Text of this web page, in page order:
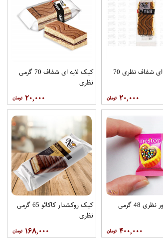
کیک لایه ای شفاف نظری 70
۲۰,۰۰۰
کیک لایه ای شفاف 70 گرمی
نظری
۲۰,۰۰۰
48 گرمی
۴۰۰,۰۰۰
کیک روکشدار کاکائو 65 گرمی
نظری
۱۶۸,۰۰۰